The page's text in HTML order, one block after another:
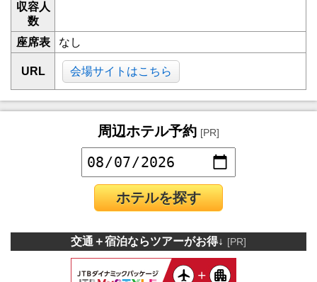
収容人
数
座席表
なし
URL 会場サイトはこちら
周辺ホテル予約 [PR]
ホテルを探す
交通＋宿泊ならツアーがお得↓ [PR]